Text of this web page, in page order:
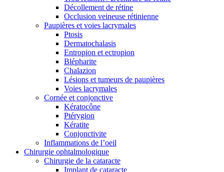
Décollement de rétine
Occlusion veineuse rétinienne
Paupières et voies lacrymales
Ptosis
Dermatochalasis
Entropion et ectropion
Blépharite
Chalazion
Lésions et tumeurs de paupières
Voies lacrymales
Cornée et conjonctive
Kératocône
Ptérygion
Kératite
Conjonctivite
Inflammations de l’oeil
Chirurgie ophtalmologique
Chirurgie de la cataracte
Implant de cataracte